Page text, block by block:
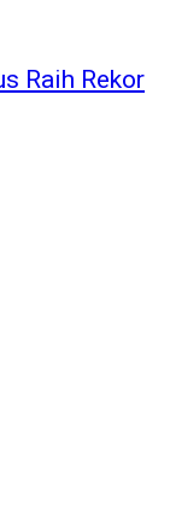
Raih Rekor